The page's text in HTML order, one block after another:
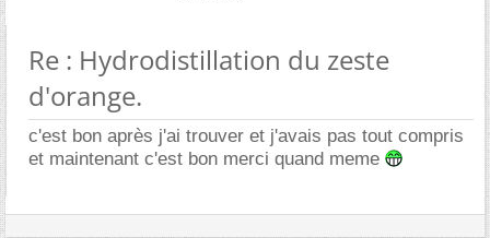
Re : Hydrodistillation du zeste
d'orange.
c'est bon après j'ai trouver et j'avais pas tout compris
et maintenant c'est bon merci quand meme